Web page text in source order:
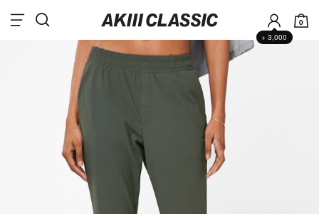
+ 3,000
0